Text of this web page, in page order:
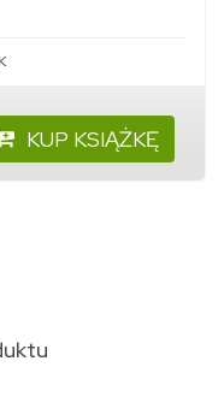
KUP KSIĄŻKĘ